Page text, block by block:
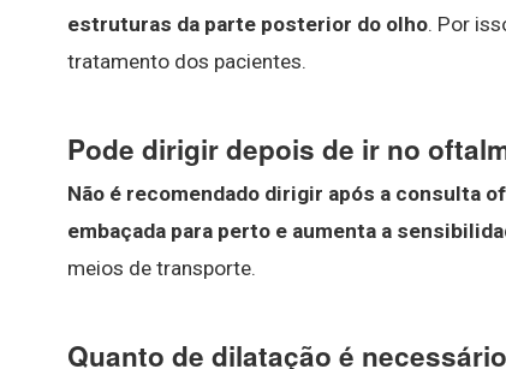
estruturas da parte posterior do olho. Por
tratamento dos pacientes.
Pode dirigir depois de ir no
Não é recomendado dirigir após a consulta
embaçada para perto e aumenta a
meios de transporte.
Quanto de dilatação é